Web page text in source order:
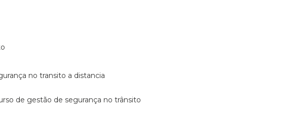
no transito a distancia
de gestão de segurança no trânsito